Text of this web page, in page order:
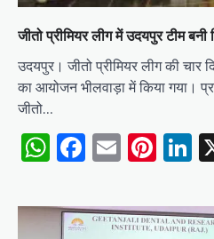
जीतो प्रीमियर लीग में उदयपुर टीम बनी
उदयपुर। जीतो प्रीमियर लीग की चार
का आयोजन भीलवाड़ा में किया गया।
जीतो…
WhatsApp
Facebook
Email